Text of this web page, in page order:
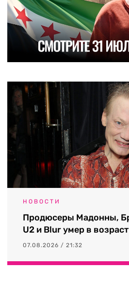
НОВОСТИ
Продюсеры Мадонны,
U2 и Blur умер в
07.08.2026 / 21:32